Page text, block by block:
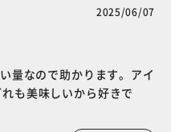
2025/06/07
量なので助かります。アイ
も美味しいから好きで